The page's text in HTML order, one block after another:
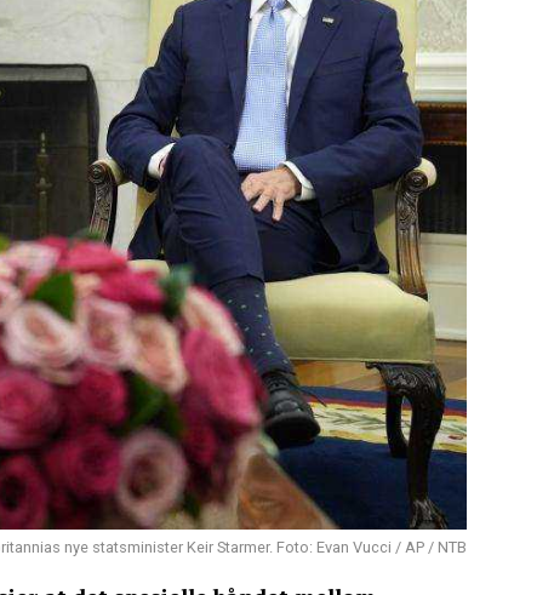
nye statsminister Keir Starmer. Foto: Evan Vucci / AP / NTB